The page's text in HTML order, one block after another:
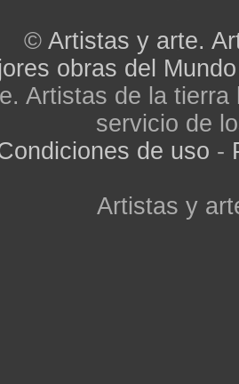
© Artistas y arte.
obras del Mundo
Artistas de la
servicio de
de uso -
Artistas y